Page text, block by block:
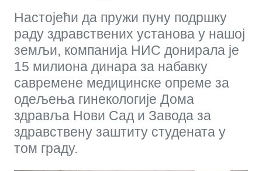
Настојећи да пружи пуну подршку
раду здравствених установа у нашој
земљи, компанија НИС донирала је
15 милиона динара за набавку
савремене медицинске опреме за
одељења гинекологије Дома
здравља Нови Сад и Завода за
здравствену заштиту студената у
том граду.